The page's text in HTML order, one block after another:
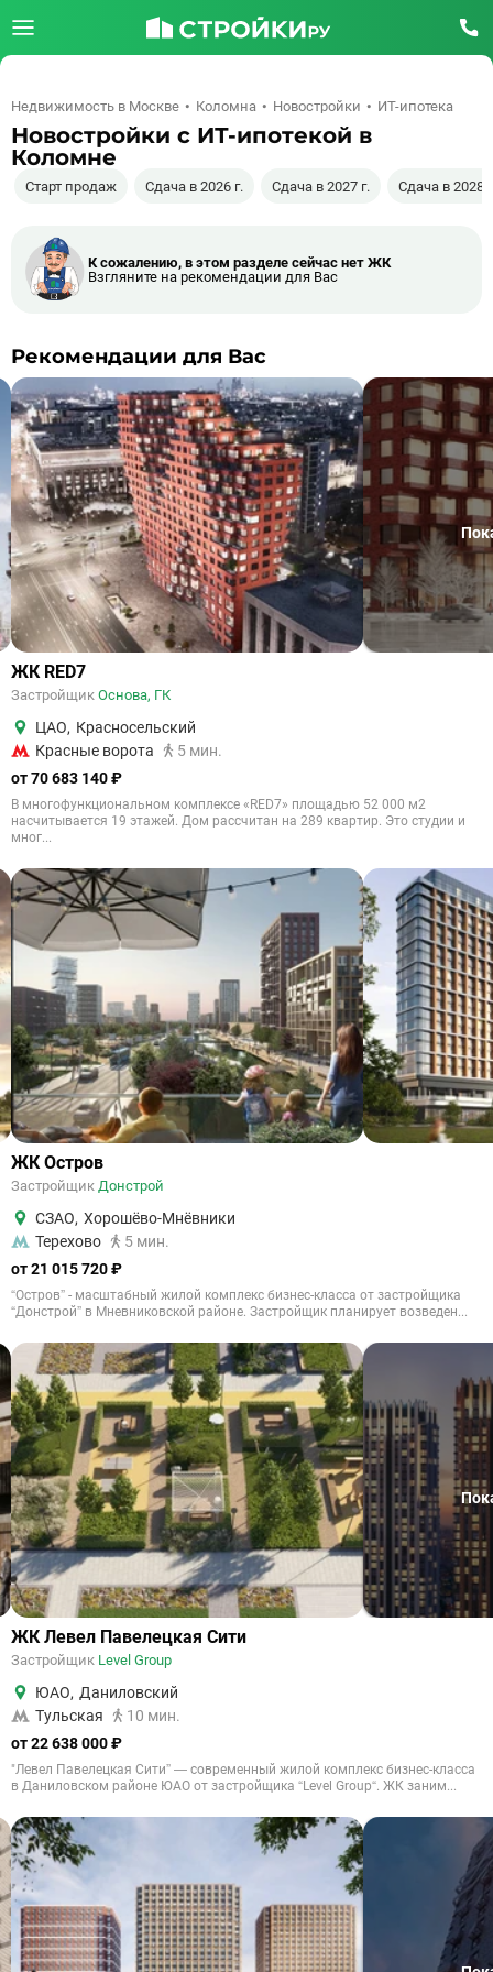
Недвижимость в Москве Коломна Новостройки ИТ-ипотека
Новостройки с ИТ-ипотекой в
Коломне
Старт продаж Сдача в 2026 г. Сдача в 2027 г. Сдача в 2028
К сожалению, в этом разделе сейчас нет ЖК
Взгляните на рекомендации для Вас
Рекомендации для Вас
ЖК RED7
Застройщик Основа, ГК
ЦАО, Красносельский
Красные ворота
5 мин.
от 70 683 140 ₽
В многофункциональном комплексе «RED7» площадью 52 000 м2
насчитывается 19 этажей. Дом рассчитан на 289 квартир. Это студии и
мног...
ЖК Остров
Застройщик Донстрой
СЗАО, Хорошёво-Мнёвники
Терехово
5 мин.
от 21 015 720 ₽
“Остров” - масштабный жилой комплекс бизнес-класса от застройщика
“Донстрой” в Мневниковской районе. Застройщик планирует возведен...
ЖК Левел Павелецкая Сити
Застройщик Level Group
ЮАО, Даниловский
Тульская
10 мин.
от 22 638 000 ₽
"Левел Павелецкая Сити” — современный жилой комплекс бизнес-класса
в Даниловском районе ЮАО от застройщика “Level Group“. ЖК заним...